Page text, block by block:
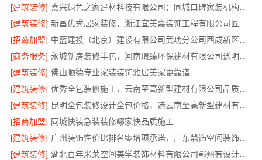
[建筑装修]
[建筑装修]
[招商加盟]
[商务服务]
[建筑装修] 佛山顺德专业家装装饰雅居美家更靠谱
[建筑装修]
优秀全包装修施工，云南至高新型建材有限公司品质保证
[建筑装修]
[招商加盟] 同城快装急装装修哪家快品质施工
[建筑装修]
广州装饰性价比排名零增项承诺，广东鼎饰空间装饰工程有限公司
[建筑装修]
湖北百年米莱空间美学装饰材料有限公司鄂州有设计感装修实景案例